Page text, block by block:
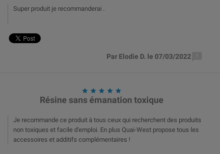
Super produit je recommanderai .
Par Elodie D. le 07/03/2022
    
Résine sans émanation toxique
Je recommande ce produit à tous ceux qui recherchent des produits
non toxiques et facile d'emploi. En plus Quai-West propose tous les
accessoires et additifs complémentaires !